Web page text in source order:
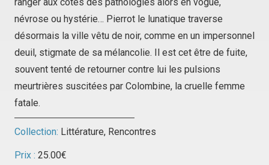
névrose ou hystérie… Pierrot le lunatique traverse
désormais la ville vêtu de noir, comme en un impersonnel
deuil, stigmate de sa mélancolie. Il est cet être de fuite,
souvent tenté de retourner contre lui les pulsions
meurtrières suscitées par Colombine, la cruelle femme
fatale.
Collection: Littérature, Rencontres
Prix : 25.00€